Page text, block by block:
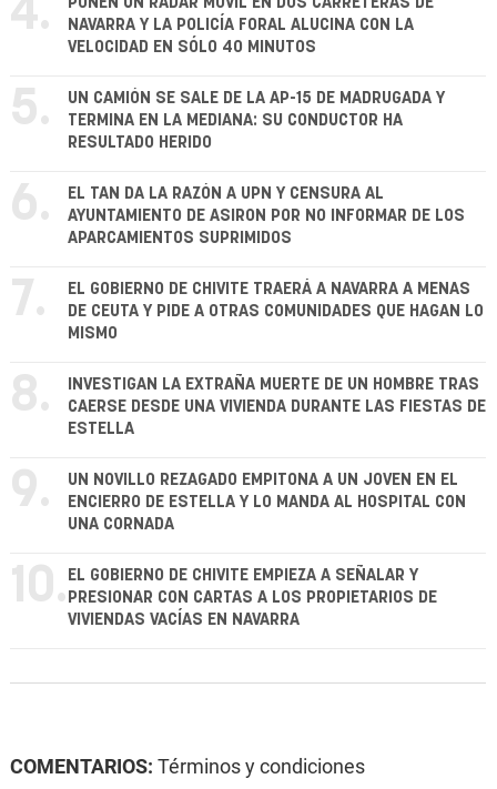
4.
NAVARRA Y LA POLICÍA FORAL ALUCINA CON LA
VELOCIDAD EN SÓLO 40 MINUTOS
5.
UN CAMIÓN SE SALE DE LA AP-15 DE MADRUGADA Y
TERMINA EN LA MEDIANA: SU CONDUCTOR HA
RESULTADO HERIDO
6.
EL TAN DA LA RAZÓN A UPN Y CENSURA AL
AYUNTAMIENTO DE ASIRON POR NO INFORMAR DE LOS
APARCAMIENTOS SUPRIMIDOS
7.
EL GOBIERNO DE CHIVITE TRAERÁ A NAVARRA A MENAS
DE CEUTA Y PIDE A OTRAS COMUNIDADES QUE HAGAN LO
MISMO
8.
INVESTIGAN LA EXTRAÑA MUERTE DE UN HOMBRE TRAS
CAERSE DESDE UNA VIVIENDA DURANTE LAS FIESTAS DE
ESTELLA
9.
UN NOVILLO REZAGADO EMPITONA A UN JOVEN EN EL
ENCIERRO DE ESTELLA Y LO MANDA AL HOSPITAL CON
UNA CORNADA
10. EL GOBIERNO DE CHIVITE EMPIEZA A SEÑALAR Y
PRESIONAR CON CARTAS A LOS PROPIETARIOS DE
VIVIENDAS VACÍAS EN NAVARRA
COMENTARIOS: Términos y condiciones